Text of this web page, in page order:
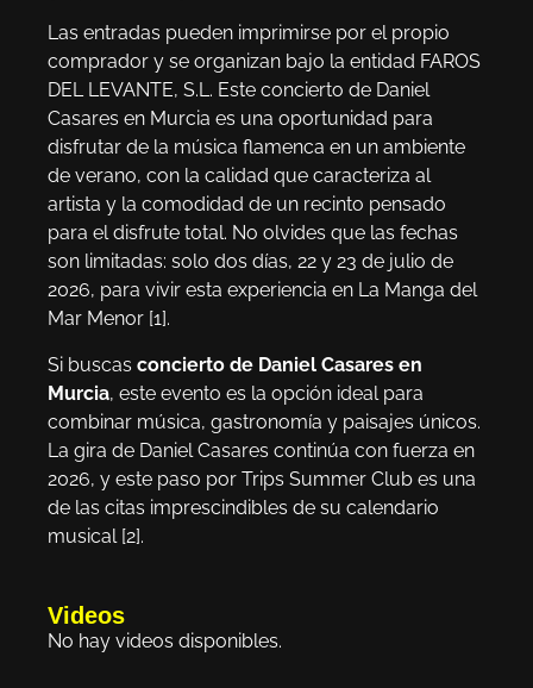
Las entradas pueden imprimirse por el propio
comprador y se organizan bajo la entidad FAROS
DEL LEVANTE, S.L. Este concierto de Daniel
Casares en Murcia es una oportunidad para
disfrutar de la música flamenca en un ambiente
de verano, con la calidad que caracteriza al
artista y la comodidad de un recinto pensado
para el disfrute total. No olvides que las fechas
son limitadas: solo dos días, 22 y 23 de julio de
2026, para vivir esta experiencia en La Manga del
Mar Menor [1].
Si buscas concierto de Daniel Casares en
Murcia, este evento es la opción ideal para
combinar música, gastronomía y paisajes únicos.
La gira de Daniel Casares continúa con fuerza en
2026, y este paso por Trips Summer Club es una
de las citas imprescindibles de su calendario
musical [2].
Videos
No hay videos disponibles.